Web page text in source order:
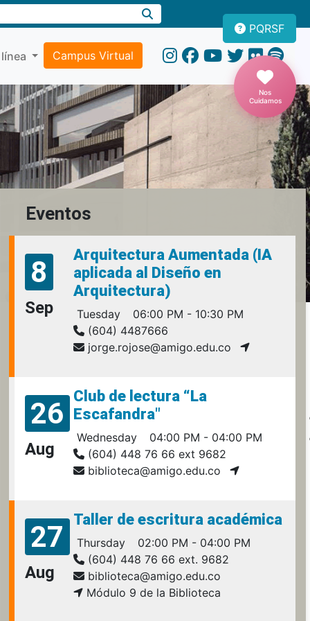
Campus Virtual
PQRSF
Nos
Cuidamos
Eventos
8
Sep
Arquitectura Aumentada (IA
aplicada al Diseño en
Arquitectura)
Tuesday
06:00 PM - 10:30 PM
(604) 4487666
jorge.rojose@amigo.edu.co
26
Aug
Club de lectura “La
Escafandra"
Wednesday
04:00 PM - 04:00 PM
(604) 448 76 66 ext 9682
biblioteca@amigo.edu.co
27
Aug
Taller de escritura académica
Thursday
02:00 PM - 04:00 PM
(604) 448 76 66 ext. 9682
biblioteca@amigo.edu.co
Módulo 9 de la Biblioteca